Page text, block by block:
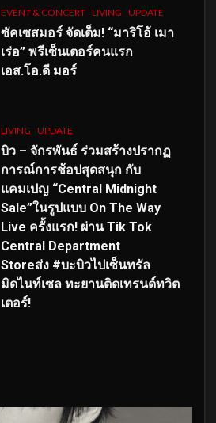
EVENT & CONCERT LIVING UPDATE
ซัคเซสมอร์ จัดเต็ม! “มาริโอ้ เมา
เร่อ” พรีเซ็นเตอร์คนแรก
เอส.โอ.ดี มอร์
LIVING UPDATE
บิว – จักรพันธ์ ร่วมสร้างปรากฏ
การณ์การช้อปสุดสนุก กับ
แคมเปญ “Central Midnight
Sale”ในรูปแบบ On The Way
Live ครั้งแรก! ผ่าน Tik Tok
Central Department
Storeส่ง #บะบิวไปเซ็นทรัล
มิดไนท์เซล ทะยานติดเทรนด์ทวิต
เตอร์!